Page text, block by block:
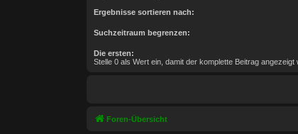
Ergebnisse sortieren nach:
Suchzeitraum begrenzen:
Die ersten:
Stelle 0 als Wert ein, damit der komplette Beitrag angezeigt
Foren-Übersicht